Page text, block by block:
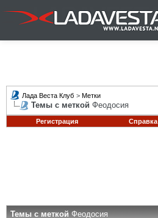
Лада Веста Клуб > Метки
Темы с меткой Феодосия
Регистрация Справка
Темы с меткойФеодосия